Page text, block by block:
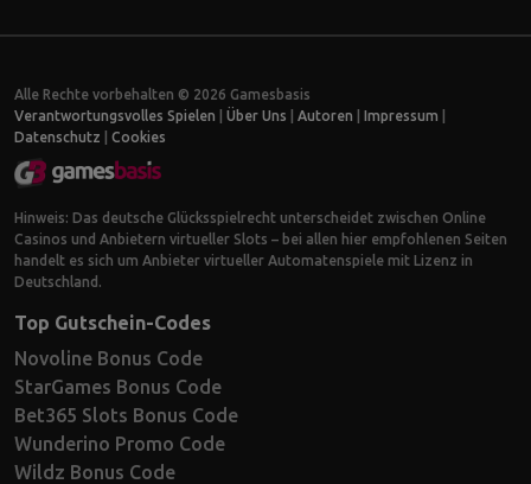
Alle Rechte vorbehalten © 2026 Gamesbasis
Verantwortungsvolles Spielen
Über Uns Autoren Impressum
Datenschutz
Cookies
Hinweis: Das deutsche Glücksspielrecht unterscheidet zwischen Online
Casinos und Anbietern virtueller Slots – bei allen hier empfohlenen Seiten
handelt es sich um Anbieter virtueller Automatenspiele mit Lizenz in
Deutschland.
Top Gutschein-Codes
Novoline Bonus Code
StarGames Bonus Code
Bet365 Slots Bonus Code
Wunderino Promo Code
Wildz Bonus Code